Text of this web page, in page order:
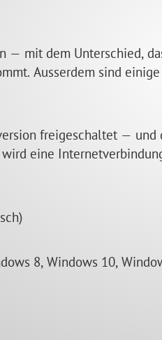
— mit dem Unterschied,
Ausserdem sind
freigeschaltet — und
eine
8, Windows 10,